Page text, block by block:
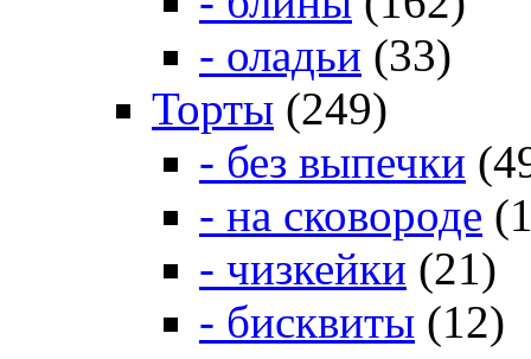
- оладьи (33)
Торты (249)
- без выпечки
- на сковороде
- чизкейки (21)
- бисквиты (12)